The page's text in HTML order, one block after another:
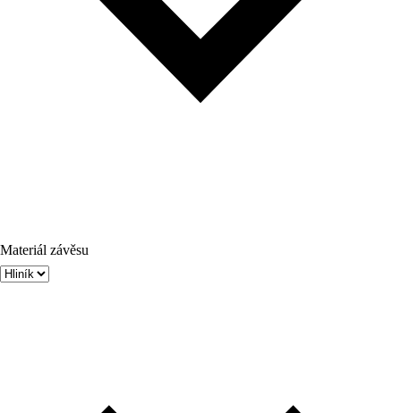
Materiál závěsu